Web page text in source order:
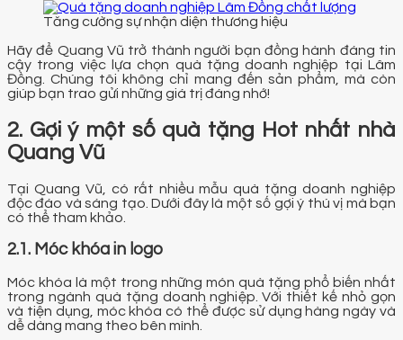
Tăng cường sự nhận diện thương hiệu
Hãy để Quang Vũ trở thành người bạn đồng hành đáng tin
cậy trong việc lựa chọn quà tặng doanh nghiệp tại Lâm
Đồng. Chúng tôi không chỉ mang đến sản phẩm, mà còn
giúp bạn trao gửi những giá trị đáng nhớ!
2. Gợi ý một số quà tặng Hot nhất nhà
Quang Vũ
Tại Quang Vũ, có rất nhiều mẫu quà tặng doanh nghiệp
độc đáo và sáng tạo. Dưới đây là một số gợi ý thú vị mà bạn
có thể tham khảo.
2.1. Móc khóa in logo
Móc khóa là một trong những món quà tặng phổ biến nhất
trong ngành quà tặng doanh nghiệp. Với thiết kế nhỏ gọn
và tiện dụng, móc khóa có thể được sử dụng hàng ngày và
dễ dàng mang theo bên mình.